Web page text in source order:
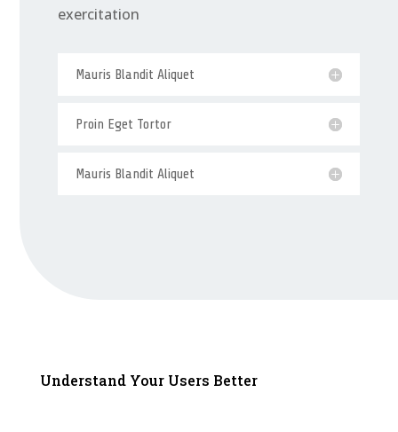
exercitation
Mauris Blandit Aliquet
Proin Eget Tortor
Mauris Blandit Aliquet
Understand Your Users Better